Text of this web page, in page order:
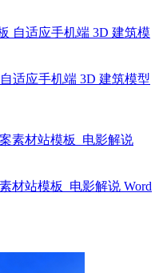
适应手机端 3D 建筑模型
材站模板_电影解说 Word